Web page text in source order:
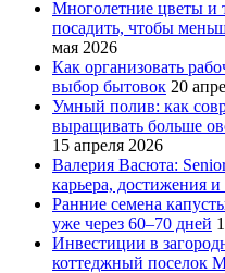
Многолетние цветы и
посадить, чтобы
мая 2026
Как организовать
выбор бытовок 20
Умный полив: как
выращивать больше
15 апреля 2026
Валерия Васюта:
карьера, достижения
Ранние семена
уже через 60–70 дней
Инвестиции в
коттеджный поселок